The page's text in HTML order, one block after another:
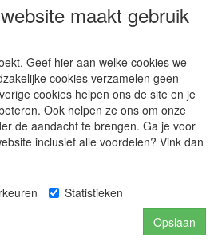
zoek? maakt gebruik
Geef hier aan welke cookies we
cookies verzamelen geen
cookies helpen ons de site en je
Ook helpen ze ons om onze
de aandacht te brengen. Ga je voor
inclusief alle voordelen? Vink dan
Statistieken
Opslaan